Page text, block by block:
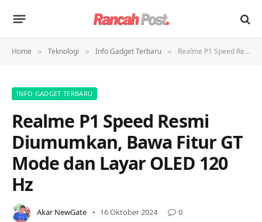
Home » Teknologi » Info Gadget Terbaru » Realme P1 Speed Resmi Diumumkan, Bawa Fitur GT Mode dan Layar OLED 120 Hz
INFO GADGET TERBARU
Realme P1 Speed Resmi
Diumumkan, Bawa Fitur GT
Mode dan Layar OLED 120
Hz
Akar NewGate 16 Oktober 2024 0